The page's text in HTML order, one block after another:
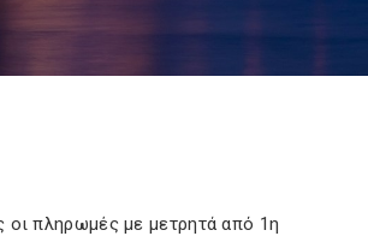
οι πληρωμές με μετρητά από 1η